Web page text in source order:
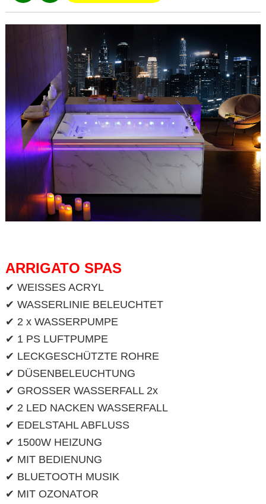
ARRIGATO SPAS
✔ WEISSES ACRYL
✔ WASSERLINIE BELEUCHTET
✔ 2 x WASSERPUMPE
✔ 1 PS LUFTPUMPE
✔ LECKGESCHÜTZTE ROHRE
✔ DÜSENBELEUCHTUNG
✔ GROSSER WASSERFALL 2x
✔ 2 LED NACKEN WASSERFALL
✔ EDELSTAHL ABFLUSS
✔ 1500W HEIZUNG
✔ MIT BEDIENUNG
✔ BLUETOOTH MUSIK
✔ MIT OZONATOR